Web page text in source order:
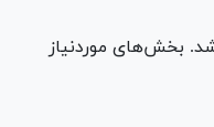
بخش‌های موردنیاز